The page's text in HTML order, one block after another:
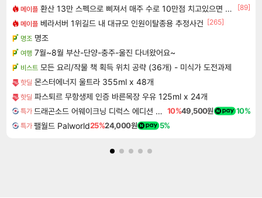
메이플 환산 13만 스펙으로 삐져서 매주 수로 10만점 치고있으면 ㅋㅋ
[89]
메이플 베라서버 1위길드 내 대규모 인원이탈종용 추정사건 [265]
명조 명조
여행 7월~8월 부산-단양-충주-울진 다녀왔어요~
비스트 모든 요리/작물 책 획득 위치 공략 (36개) - 미식가 도전과제
핫딜 몬스터에너지 울트라 355ml x 48개
핫딜 파스퇴르 무항생제 인증 바른목장 우유 125ml x 24개
특가 드래곤소드 어웨이크닝 디럭스 에디션 DragonSword Awakening Deluxe Edition 10%49,500원 10%
특가 팰월드 Palworld25%24,000원 5%